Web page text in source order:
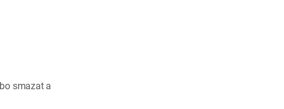
Ahoj smazat a